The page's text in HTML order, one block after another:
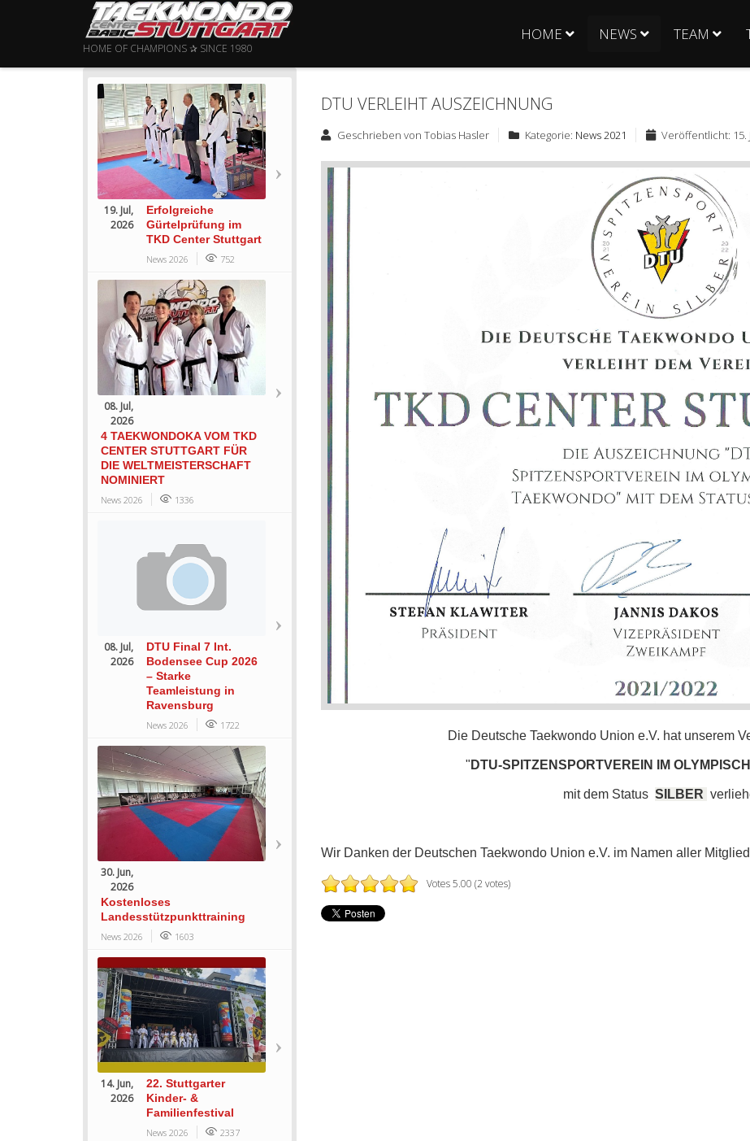
HOME OF CHAMPIONS ✰ SINCE 1980
HOME NEWS TEAM
19. Jul,
2026
Erfolgreiche
Gürtelprüfung im
TKD Center Stuttgart
News 2026 752
08. Jul,
2026
4 TAEKWONDOKA VOM TKD
CENTER STUTTGART FÜR
DIE WELTMEISTERSCHAFT
NOMINIERT
News 2026 1336
08. Jul,
2026
DTU Final 7 Int.
Bodensee Cup 2026
– Starke
Teamleistung in
Ravensburg
News 2026 1722
30. Jun,
2026
Kostenloses
Landesstützpunkttraining
News 2026 1603
14. Jun,
2026
22. Stuttgarter
Kinder- &
Familienfestival
News 2026 2337
DTU VERLEIHT AUSZEICHNUNG
Geschrieben von Tobias Hasler Kategorie: News 2021 Veröffentlicht: 15.
Die Deutsche Taekwondo Union e.V. hat unserem
" DTU-SPITZENSPORTVEREIN IM
mit dem Status SILBER
Wir Danken der Deutschen Taekwondo Union e.V. im Namen aller
Votes 5.00 (2 votes)